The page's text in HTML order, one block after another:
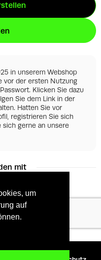
um
auf
in unserem Webshop
vor der ersten Nutzung
Klicken Sie dazu
Sie dem Link in der
Hatten Sie vor
registrieren Sie sich
sich gerne an unsere
mit